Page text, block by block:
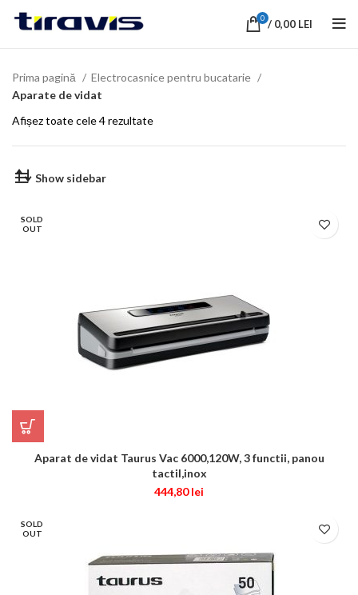
0 / 0,00 LEI
Prima pagină
Electrocasnice pentru bucatarie
Aparate de vidat
Afișez toate cele 4 rezultate
Show sidebar
SOLD
OUT
Aparat de vidat Taurus Vac 6000,120W, 3 functii, panou
tactil,inox
444,80lei
SOLD
OUT